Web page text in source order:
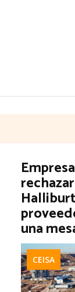
una
CEISA